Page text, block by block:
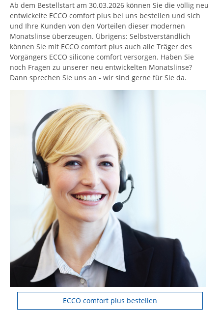
Ab dem Bestellstart am 30.03.2026 können Sie die völlig neu
entwickelte ECCO comfort plus bei uns bestellen und sich
und Ihre Kunden von den Vorteilen dieser modernen
Monatslinse überzeugen. Übrigens: Selbstverständlich
können Sie mit ECCO comfort plus auch alle Träger des
Vorgängers ECCO silicone comfort versorgen. Haben Sie
noch Fragen zu unserer neu entwickelten Monatslinse?
Dann sprechen Sie uns an - wir sind gerne für Sie da.
ECCO comfort plus bestellen